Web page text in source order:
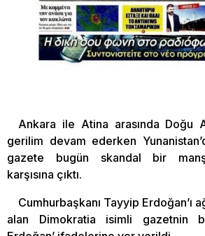
Ankara ile Atina arasında Doğu
gerilim devam ederken
gazete bugün skandal bir
karşısına çıktı.
Cumhurbaşkanı Tayyip Erdoğan’ı
alan Dimokratia isimli gazetnin